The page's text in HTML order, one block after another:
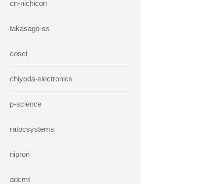
cn-nichicon
takasago-ss
cosel
chiyoda-electronics
p-science
ratocsystems
nipron
adcmt